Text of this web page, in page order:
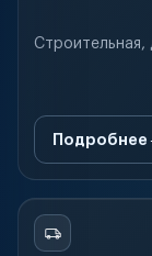
Строительная,
Подробнее